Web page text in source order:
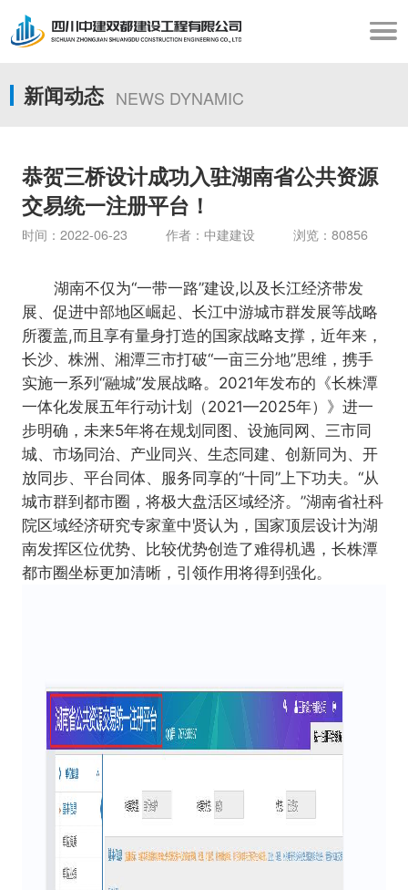
新闻动态 NEWS DYNAMIC
恭贺三桥设计成功入驻湖南省公共资源
交易统一注册平台！
时间：2022-06-23 作者：中建建设 浏览：80856
湖南不仅为“一带一路”建设,以及长江经济带发
展、促进中部地区崛起、长江中游城市群发展等战略
所覆盖,而且享有量身打造的国家战略支撑，近年来，
长沙、株洲、湘潭三市打破“一亩三分地”思维，携手
实施一系列“融城”发展战略。 2021年发布的《长株潭
一体化发展五年行动计划（2021—2025年）》进一
步明确， 未来5年将在规划同图、设施同网、三市同
城、市场同治、产业同兴、生态同建、创新同为、开
放同步、平台同体、服务同享的“十同”上下功夫。 “从
城市群到都市圈，将极大盘活区域经济。 ”湖南省社科
院区域经济研究专家童中贤认为，国家顶层设计为湖
南发挥区位优势、比较优势创造了难得机遇，长株潭
都市圈坐标更加清晰，引领作用将得到强化。